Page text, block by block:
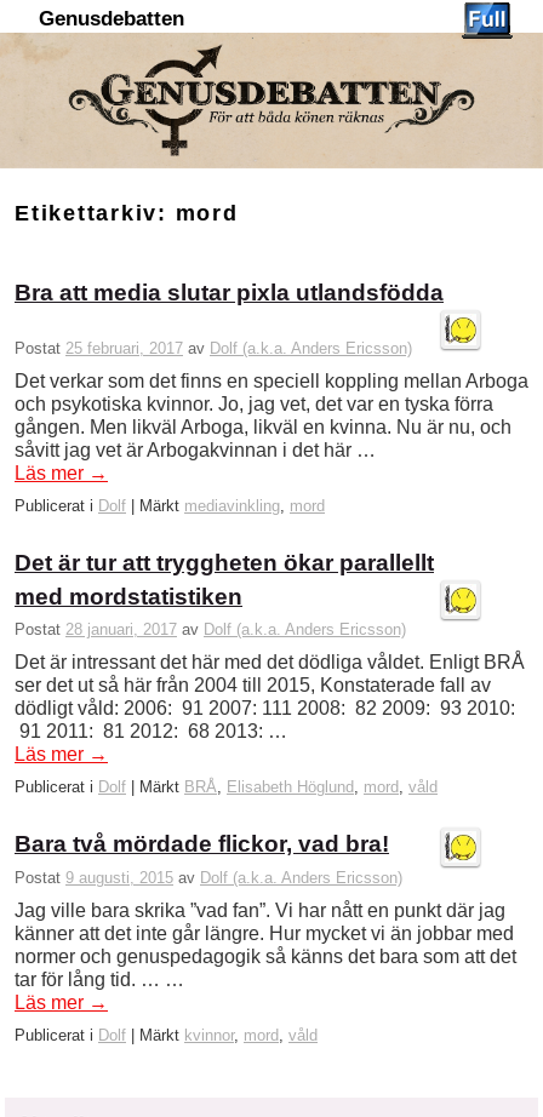
Genusdebatten
Etikettarkiv: mord
Bra att media slutar pixla utlandsfödda
Postat 25 februari, 2017 av Dolf (a.k.a. Anders Ericsson)
Det verkar som det finns en speciell koppling mellan Arboga
och psykotiska kvinnor. Jo, jag vet, det var en tyska förra
gången. Men likväl Arboga, likväl en kvinna. Nu är nu, och
såvitt jag vet är Arbogakvinnan i det här …
Läs mer →
Publicerat i Dolf Märkt mediavinkling mord
Det är tur att tryggheten ökar parallellt
med mordstatistiken
Postat 28 januari, 2017 av Dolf (a.k.a. Anders Ericsson)
Det är intressant det här med det dödliga våldet. Enligt BRÅ
ser det ut så här från 2004 till 2015, Konstaterade fall av
dödligt våld: 2006: 91 2007: 111 2008: 82 2009: 93 2010:
91 2011: 81 2012: 68 2013: …
Läs mer →
Publicerat i Dolf Märkt BRÅ, Elisabeth Höglund , mord , våld
Bara två mördade flickor, vad bra!
Postat 9 augusti, 2015 av Dolf (a.k.a. Anders Ericsson)
Jag ville bara skrika ”vad fan”. Vi har nått en punkt där jag
känner att det inte går längre. Hur mycket vi än jobbar med
normer och genuspedagogik så känns det bara som att det
tar för lång tid. … …
Läs mer →
Publicerat i Dolf Märkt kvinnor, mord våld